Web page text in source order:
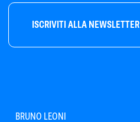
ISCRIVITI ALLA NEWSLETTER
BRUNO LEONI